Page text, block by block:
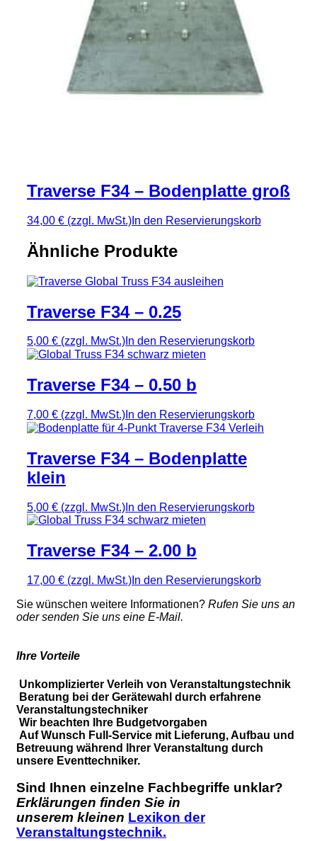
Traverse F34 – Bodenplatte groß
34,00 € (zzgl. MwSt.) In den Reservierungskorb
Ähnliche Produkte
Traverse F34 – 0.25
5,00 € (zzgl. MwSt.) In den Reservierungskorb
Traverse F34 – 0.50 b
7,00 € (zzgl. MwSt.) In den Reservierungskorb
Traverse F34 – Bodenplatte
klein
5,00 € (zzgl. MwSt.) In den Reservierungskorb
Traverse F34 – 2.00 b
17,00 € (zzgl. MwSt.) In den Reservierungskorb
Sie wünschen weitere Informationen? Rufen Sie uns an
oder senden Sie uns eine E-Mail.
Ihre Vorteile
Unkomplizierter Verleih von Veranstaltungstechnik
Beratung bei der Gerätewahl durch erfahrene
Veranstaltungstechniker
Wir beachten Ihre Budgetvorgaben
Auf Wunsch Full-Service mit Lieferung, Aufbau und
Betreuung während Ihrer Veranstaltung durch
unsere Eventtechniker.
Sind Ihnen einzelne Fachbegriffe unklar?
Erklärungen finden Sie in
unserem kleinen Lexikon der
Veranstaltungstechnik.